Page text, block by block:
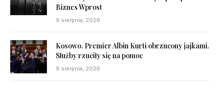
Biznes Wprost
9 sierpnia, 2026
Kosowo. Premier Albin Kurti obrzucony jajkami.
Służby rzuciły się na pomoc
9 sierpnia, 2026